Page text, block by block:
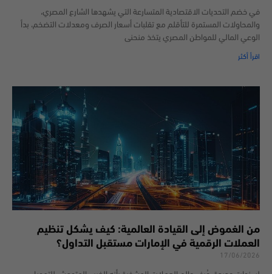
في خضم التحديات الاقتصادية المتسارعة التي يشهدها الشارع المصري،
والمحاولات المستمرة للتأقلم مع تقلبات أسعار الصرف ومعدلات التضخم، بدأ
الوعي المالي للمواطن المصري يتخذ منحنى
اقرأ أكثر
من الغموض إلى القيادة العالمية: كيف يشكل تنظيم
العملات الرقمية في الإمارات مستقبل التداول؟
17/06/2026